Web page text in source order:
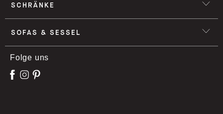
SCHRÄNKE
SOFAS & SESSEL
Folge uns